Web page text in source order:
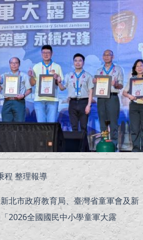
程 整理報導
北市政府教育局、臺灣省童軍會及新
2026全國國民中小學童軍大露